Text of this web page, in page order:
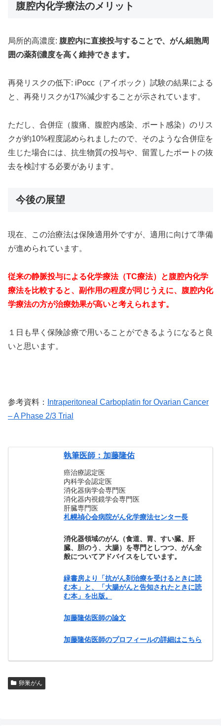
腹腔内化学療法のメリット
局所的高濃度: 腹腔内に直接投与することで、がん細胞周
囲の薬剤濃度を高く維持できます。
再発リスクの低下: iPocc（アイポック）試験の結果による
と、再発リスクが17%減少することが示されています。
ただし、合併症（腹痛、腹腔内感染、ポート感染）のリス
クが約10%程度認められましたので、そのような合併症を
生じた場合には、抗生物質の投与や、留置したポートの抜
去を検討する必要があります。
今後の展望
現在、この治療法は保険適用外ですが、適用に向けて準備
が進められています。
従来の静脈投与による化学療法（TC療法）と腹腔内化学
療法を比較すると、副作用の程度が同じうえに、腹腔内化
学療法の方が治療効果が高いと考えられます。
１日も早く保険診療で用いることができるようになると良
いと思います。
参考資料：
Intraperitoneal Carboplatin for Ovarian Cancer
– A Phase 2/3 Trial
執筆医師：加藤隆佑
癌治療認定医
内科学会認定医
消化器病学会専門医
消化器内視鏡学会専門医
肝臓専門医
札幌禎心会病院がん化学療法センター長
消化器領域のがん（食道、胃、すい臓、肝
臓、胆のう、大腸）を専門としつつ、がん全
般についてアドバイスをしています。
緑書房より「抗がん剤治療を受けるときに読
む本」と、「大腸がんと告知されたときに読
む本」を出版。
加藤隆佑医師の論文
加藤隆佑医師のプロフィールの詳細はこちら
卵巣がん